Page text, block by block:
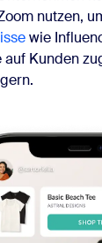
nutzen,
wie
Kunden